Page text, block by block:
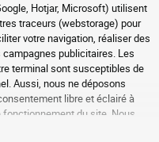
Hotjar, Microsoft) utilisent
traceurs (webstorage) pour
votre navigation, réaliser des
publicitaires. Les
terminal sont susceptibles de
Aussi, nous ne déposons
libre et éclairé à
fonctionnement du site. Nous